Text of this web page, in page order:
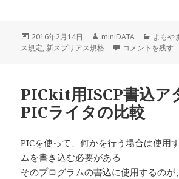
投
稿
2016年2月14日
作
成
miniDATA
カ
テ
よもや
ス規定, 新スプリアス規格 新スプリアス規
コメントを残す
PICkit用ISCP書込ア
PICライタの比較
PICを使って、何かを行う場合は使用
ムを書き込む必要がある
そのプログラムの書込に使用するのが